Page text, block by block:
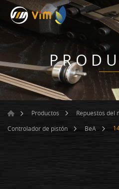
Productos
Repuestos del
Controlador de pistón
BeA